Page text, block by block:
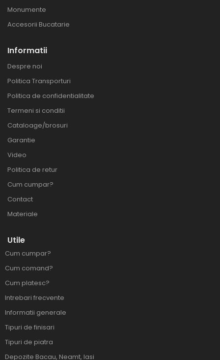
Monumente
Accesorii Bucatarie
Informatii
Despre noi
Politica Transporturi
Politica de confidentialitate
Termeni si conditii
Cataloage/brosuri
Garantie
Video
Politica de retur
Cum cumpar?
Contact
Materiale
Utile
Cum cumpar?
Cum comand?
Cum platesc?
Intrebari frecvente
Informatii generale
Tipuri de finisari
Tipuri de piatra
Depozite Bacau, Neamt, Iasi